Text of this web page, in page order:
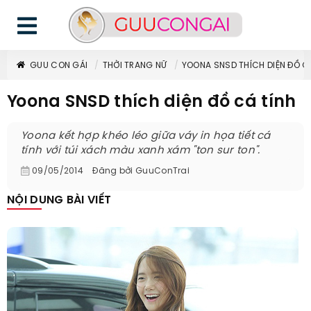
GUU CON GÁI THỜI TRANG NỮ YOONA SNSD THÍCH DIỆN ĐỒ
Yoona SNSD thích diện đồ cá tính
Yoona kết hợp khéo léo giữa váy in họa tiết cá
tính với túi xách màu xanh xám "ton sur ton".
09/05/2014 Đăng bởi GuuConTrai
NỘI DUNG BÀI VIẾT